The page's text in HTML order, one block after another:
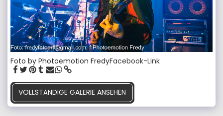
Foto by Photoemotion FredyFacebook-Link
VOLLSTÄNDIGE GALERIE ANSEHEN